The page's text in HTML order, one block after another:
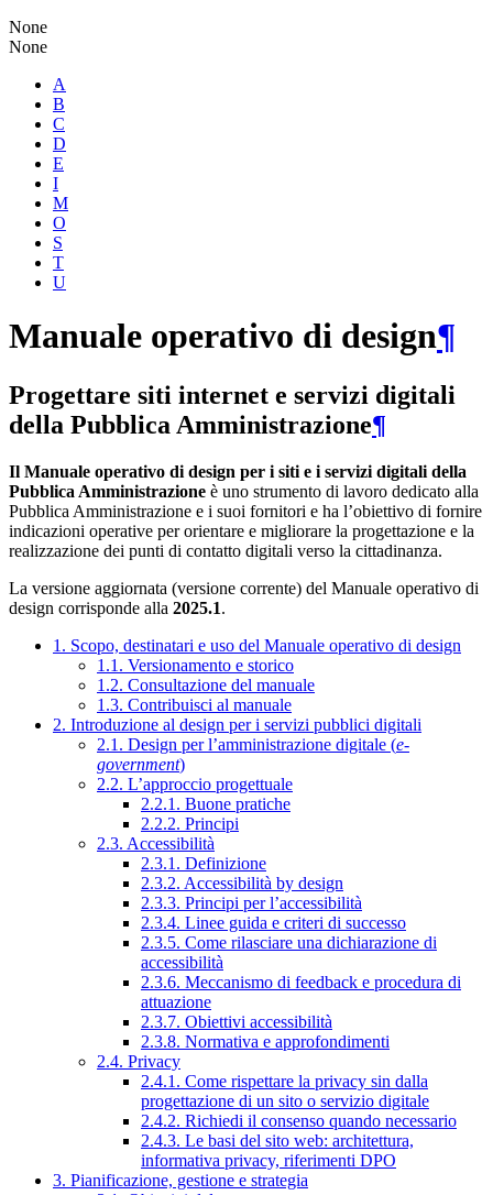
None
None
A
B
C
D
E
I
M
O
S
T
U
Manuale operativo di design¶
Progettare siti internet e servizi digitali
della Pubblica Amministrazione¶
Il Manuale operativo di design per i siti e i servizi digitali della
Pubblica Amministrazione è uno strumento di lavoro dedicato alla
Pubblica Amministrazione e i suoi fornitori e ha l’obiettivo di fornire
indicazioni operative per orientare e migliorare la progettazione e la
realizzazione dei punti di contatto digitali verso la cittadinanza.
La versione aggiornata (versione corrente) del Manuale operativo di
design corrisponde alla 2025.1.
1. Scopo, destinatari e uso del Manuale operativo di design
1.1. Versionamento e storico
1.2. Consultazione del manuale
1.3. Contribuisci al manuale
2. Introduzione al design per i servizi pubblici digitali
2.1. Design per l’amministrazione digitale (e-
government)
2.2. L’approccio progettuale
2.2.1. Buone pratiche
2.2.2. Principi
2.3. Accessibilità
2.3.1. Definizione
2.3.2. Accessibilità by design
2.3.3. Principi per l’accessibilità
2.3.4. Linee guida e criteri di successo
2.3.5. Come rilasciare una dichiarazione di
accessibilità
2.3.6. Meccanismo di feedback e procedura di
attuazione
2.3.7. Obiettivi accessibilità
2.3.8. Normativa e approfondimenti
2.4. Privacy
2.4.1. Come rispettare la privacy sin dalla
progettazione di un sito o servizio digitale
2.4.2. Richiedi il consenso quando necessario
2.4.3. Le basi del sito web: architettura,
informativa privacy, riferimenti DPO
3. Pianificazione, gestione e strategia